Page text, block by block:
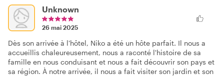
Unknown
26 mai 2025
Dès son arrivée à l'hôtel, Niko a été un hôte parfait. Il nous a
accueillis chaleureusement, nous a raconté l'histoire de sa
famille en nous conduisant et nous a fait découvrir son pays et
sa région. À notre arrivée, il nous a fait visiter son jardin et son